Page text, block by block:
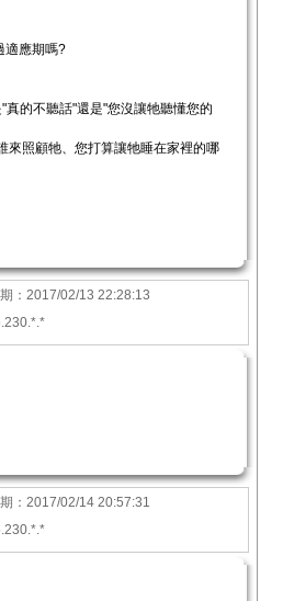
適應期嗎?
的不聽話"還是"您沒讓牠聽懂您的
來照顧牠、您打算讓牠睡在家裡的哪
： 2017/02/13 22:28:13
： 2017/02/14 20:57:31